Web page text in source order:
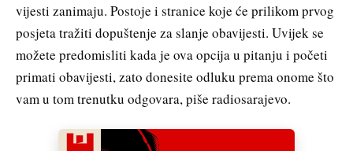
vijesti zanimaju. Postoje i stranice koje će prilikom prvog
posjeta tražiti dopuštenje za slanje obavijesti. Uvijek se
možete predomisliti kada je ova opcija u pitanju i početi
primati obavijesti, zato donesite odluku prema onome što
vam u tom trenutku odgovara, piše radiosarajevo.